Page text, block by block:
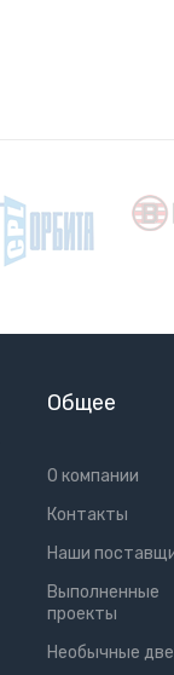
Общее
О компании
Контакты
Наши
Выполненные
проекты
Необычные